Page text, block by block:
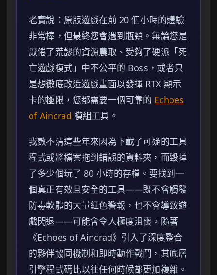
老實說：原版遊戲在前 20 個小時的體驗
非常棒，但最終您會遇到瓶頸。無論您是
厭倦了荒謬的資源農取、受夠了硬派「死
亡遊戲模式」中不公平的 Boss，或者只
是想徹底改造遊戲畫面以發揮 RTX 顯示
卡的極限，您都需要一個可靠的 Echoes
of Aincrad 模組工具。
我數不清這些年來因為下載了可疑的工具
程式或將檔案拖到錯誤的資料夾，而毀掉
了多少個玩了 80 小時的存檔。要找到一
個真正有效且安全的工具——既不會觸發
防毒軟體的大量紅色警報，也不會導致遊
戲閃退——可能會令人極度沮喪。隨著
《Echoes of Aincrad》引入了深度整合
的夥伴協同機制和即時動作戰鬥，其底層
引擎程式碼比以往任何時候都更加複雜。